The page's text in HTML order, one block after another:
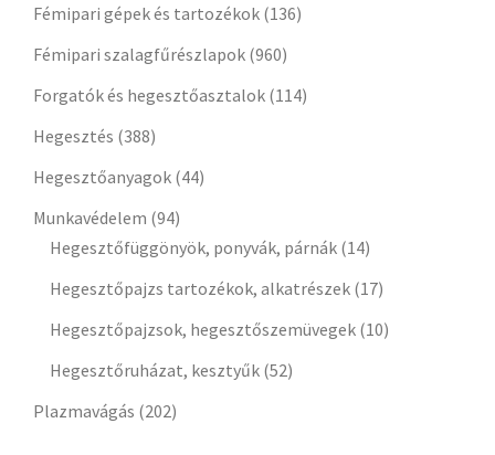
Fémipari gépek és tartozékok (136)
Fémipari szalagfűrészlapok (960)
Forgatók és hegesztőasztalok (114)
Hegesztés (388)
Hegesztőanyagok (44)
Munkavédelem (94)
Hegesztőfüggönyök, ponyvák, párnák (14)
Hegesztőpajzs tartozékok, alkatrészek (17)
Hegesztőpajzsok, hegesztőszemüvegek (10)
Hegesztőruházat, kesztyűk (52)
Plazmavágás (202)